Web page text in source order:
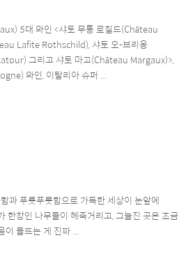
5대 와인 <샤토 무통 로칠드(Château
Lafite Rothschild), 샤토 오-브리옹
그리고 샤토 마고(Château Margaux)>,
와인, 이탈리아 슈퍼 ...
과 푸릇푸릇함으로 가득한 세상이 눈앞에
한창인 나무들이 헤죽거리고, 그늘진 곳은 조금
이 들뜨는 게 진짜 ...